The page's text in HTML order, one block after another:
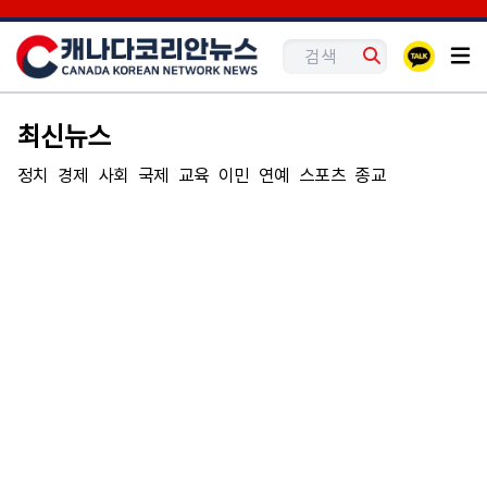
최신뉴스
정치 경제 사회 국제 교육 이민 연예 스포츠 종교